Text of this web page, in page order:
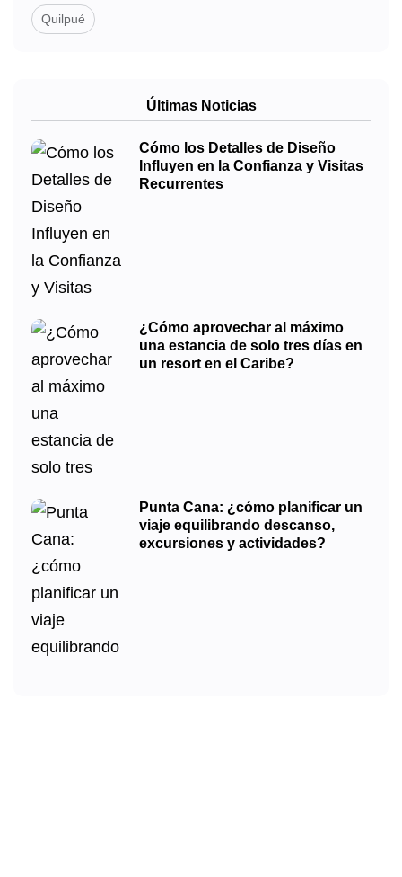
Quilpué
Últimas Noticias
Cómo los Detalles de Diseño
Influyen en la Confianza y Visitas
Recurrentes
¿Cómo aprovechar al máximo
una estancia de solo tres días en
un resort en el Caribe?
Punta Cana: ¿cómo planificar un
viaje equilibrando descanso,
excursiones y actividades?